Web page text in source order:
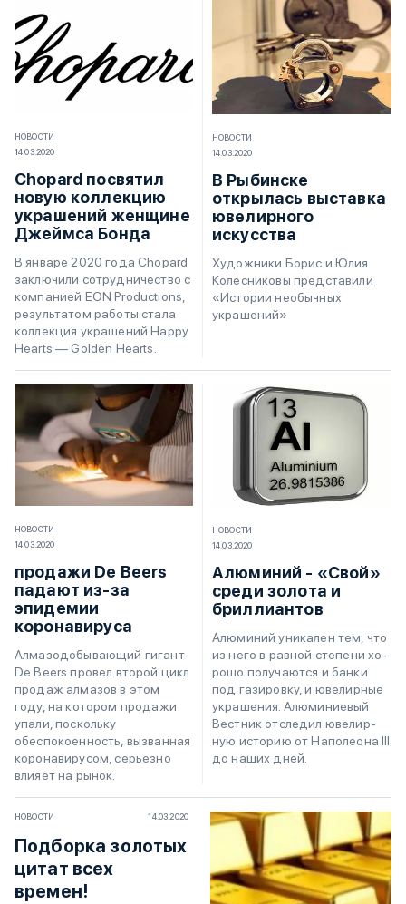
НОВОСТИ
14.03.2020
Chopard посвятил
новую коллекцию
украшений женщине
Джеймса Бонда
В январе 2020 года Chopard
заключили сотрудничество с
компанией EON Productions,
результатом работы стала
коллекция украшений Happy
Hearts — Golden Hearts.
НОВОСТИ
14.03.2020
В Рыбинске
открылась выставка
ювелирного
искусства
Художники Борис и Юлия
Колесниковы представили
«Истории необычных
украшений»
НОВОСТИ
14.03.2020
продажи De Beers
падают из-за
эпидемии
коронавируса
Алмазодобывающий гигант
De Beers провел второй цикл
продаж алмазов в этом
году, на котором продажи
упали, поскольку
обеспокоенность, вызванная
коронавирусом, серьезно
влияет на рынок.
НОВОСТИ
14.03.2020
Алюминий - «Свой»
среди золота и
бриллиантов
Алю­ми­ний уни­ка­лен тем, что
из не­го в рав­ной сте­пе­ни хо­
ро­шо по­лу­ча­ют­ся и бан­ки
под га­зи­ро­в­ку, и юве­ли­р­ные
укра­ше­ния. Алю­ми­ни­е­вый
Ве­ст­ник от­сле­дил юве­ли­р­
ную ис­то­рию от На­по­лео­на III
до на­ших дней.
НОВОСТИ 14.03.2020
Подборка золотых
цитат всех
времен!